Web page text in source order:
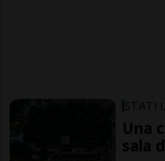
STATI
Una
sala